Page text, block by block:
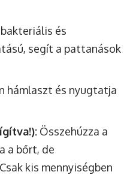
és
segít a pattanások
hámlaszt és nyugtatja
Összehúzza a
a bőrt, de
kis mennyiségben